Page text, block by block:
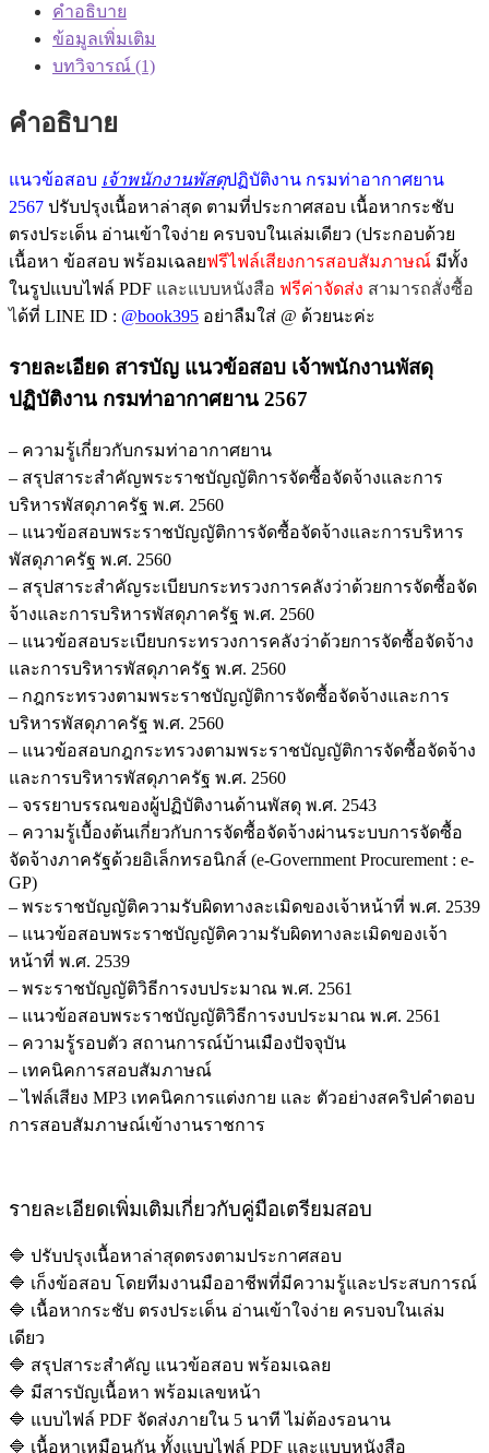
คำอธิบาย
ข้อมูลเพิ่มเติม
บทวิจารณ์ (1)
คำอธิบาย
แนวข้อสอบ เจ้าพนักงานพัสดุปฏิบัติงาน กรมท่าอากาศยาน
2567 ปรับปรุงเนื้อหาล่าสุด ตามที่ประกาศสอบ เนื้อหากระชับ
ตรงประเด็น อ่านเข้าใจง่าย ครบจบในเล่มเดียว (ประกอบด้วย
เนื้อหา ข้อสอบ พร้อมเฉลยฟรีไฟล์เสียงการสอบสัมภาษณ์ มีทั้ง
ในรูปแบบไฟล์ PDF และแบบหนังสือ ฟรีค่าจัดส่ง สามารถสั่งซื้อ
ได้ที่ LINE ID : @book395 อย่าลืมใส่ @ ด้วยนะค่ะ
รายละเอียด สารบัญ แนวข้อสอบ เจ้าพนักงานพัสดุ
ปฏิบัติงาน กรมท่าอากาศยาน 2567
– ความรู้เกี่ยวกับกรมท่าอากาศยาน
– สรุปสาระสำคัญพระราชบัญญัติการจัดซื้อจัดจ้างและการ
บริหารพัสดุภาครัฐ พ.ศ. 2560
– แนวข้อสอบพระราชบัญญัติการจัดซื้อจัดจ้างและการบริหาร
พัสดุภาครัฐ พ.ศ. 2560
– สรุปสาระสำคัญระเบียบกระทรวงการคลังว่าด้วยการจัดซื้อจัด
จ้างและการบริหารพัสดุภาครัฐ พ.ศ. 2560
– แนวข้อสอบระเบียบกระทรวงการคลังว่าด้วยการจัดซื้อจัดจ้าง
และการบริหารพัสดุภาครัฐ พ.ศ. 2560
– กฎกระทรวงตามพระราชบัญญัติการจัดซื้อจัดจ้างและการ
บริหารพัสดุภาครัฐ พ.ศ. 2560
– แนวข้อสอบกฎกระทรวงตามพระราชบัญญัติการจัดซื้อจัดจ้าง
และการบริหารพัสดุภาครัฐ พ.ศ. 2560
– จรรยาบรรณของผู้ปฏิบัติงานด้านพัสดุ พ.ศ. 2543
– ความรู้เบื้องต้นเกี่ยวกับการจัดซื้อจัดจ้างผ่านระบบการจัดซื้อ
จัดจ้างภาครัฐด้วยอิเล็กทรอนิกส์ (e-Government Procurement : e-
GP)
– พระราชบัญญัติความรับผิดทางละเมิดของเจ้าหน้าที่ พ.ศ. 2539
– แนวข้อสอบพระราชบัญญัติความรับผิดทางละเมิดของเจ้า
หน้าที่ พ.ศ. 2539
– พระราชบัญญัติวิธีการงบประมาณ พ.ศ. 2561
– แนวข้อสอบพระราชบัญญัติวิธีการงบประมาณ พ.ศ. 2561
– ความรู้รอบตัว สถานการณ์บ้านเมืองปัจจุบัน
– เทคนิคการสอบสัมภาษณ์
– ไฟล์เสียง MP3 เทคนิคการแต่งกาย และ ตัวอย่างสคริปคำตอบ
การสอบสัมภาษณ์เข้างานราชการ
รายละเอียดเพิ่มเติมเกี่ยวกับคู่มือเตรียมสอบ
🔷 ปรับปรุงเนื้อหาล่าสุดตรงตามประกาศสอบ
🔷 เก็งข้อสอบ โดยทีมงานมืออาชีพที่มีความรู้และประสบการณ์
🔷 เนื้อหากระชับ ตรงประเด็น อ่านเข้าใจง่าย ครบจบในเล่ม
เดียว
🔷 สรุปสาระสำคัญ แนวข้อสอบ พร้อมเฉลย
🔷 มีสารบัญเนื้อหา พร้อมเลขหน้า
🔷 แบบไฟล์ PDF จัดส่งภายใน 5 นาที ไม่ต้องรอนาน
🔷 เนื้อหาเหมือนกัน ทั้งแบบไฟล์ PDF และแบบหนังสือ